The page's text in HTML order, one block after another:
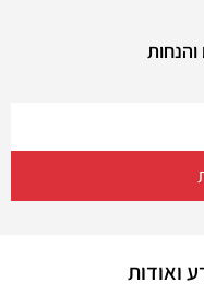
ואודות